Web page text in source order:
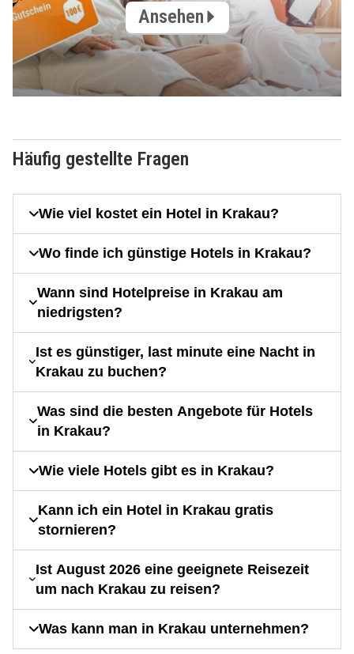
Ansehen
Häufig gestellte Fragen
Wie viel kostet ein Hotel in Krakau?
Wo finde ich günstige Hotels in Krakau?
Wann sind Hotelpreise in Krakau am
niedrigsten?
Ist es günstiger, last minute eine Nacht in
Krakau zu buchen?
Was sind die besten Angebote für Hotels
in Krakau?
Wie viele Hotels gibt es in Krakau?
Kann ich ein Hotel in Krakau gratis
stornieren?
Ist August 2026 eine geeignete Reisezeit
um nach Krakau zu reisen?
Was kann man in Krakau unternehmen?